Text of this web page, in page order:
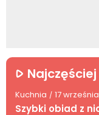
Kuchnia / 17
Szybki obiad z